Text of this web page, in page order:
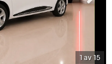
1 av 15